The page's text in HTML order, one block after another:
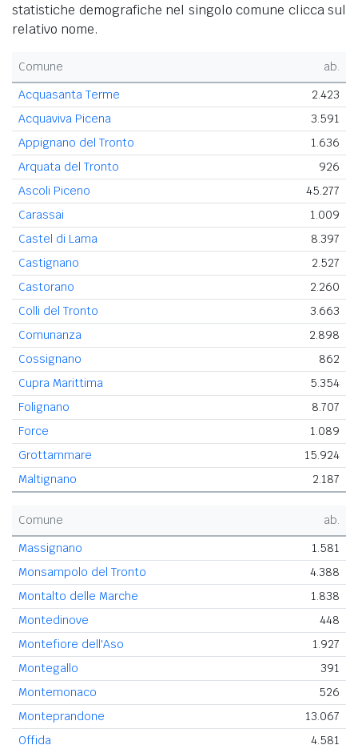
statistiche demografiche nel singolo comune clicca sul
relativo nome.
Comune
ab.
Acquasanta Terme
2.423
Acquaviva Picena
3.591
Appignano del Tronto
1.636
Arquata del Tronto
926
Ascoli Piceno
45.277
Carassai
1.009
Castel di Lama
8.397
Castignano
2.527
Castorano
2.260
Colli del Tronto
3.663
Comunanza
2.898
Cossignano
862
Cupra Marittima
5.354
Folignano
8.707
Force
1.089
Grottammare
15.924
Maltignano
2.187
Comune
ab.
Massignano
1.581
Monsampolo del Tronto
4.388
Montalto delle Marche
1.838
Montedinove
448
Montefiore dell'Aso
1.927
Montegallo
391
Montemonaco
526
Monteprandone
13.067
Offida
4.581